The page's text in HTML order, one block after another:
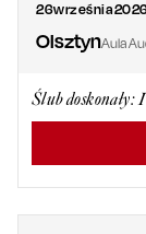
26września
OlsztynAula
Ślub doskonały: